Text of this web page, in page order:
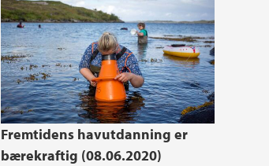
Fremtidens havutdanning er
bærekraftig (08.06.2020)